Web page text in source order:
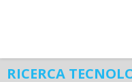
RICERCA